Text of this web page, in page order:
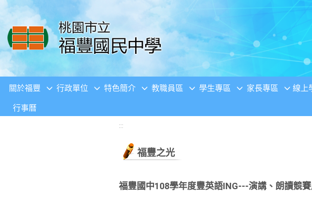
移至網頁之主要內容區位置
關於福豐 行政單位 特色簡介 教職員區 學生專區 家長專區 線上
行事曆
:::
福豐之光
福豐國中108學年度豐英語ING---演講、朗讀競